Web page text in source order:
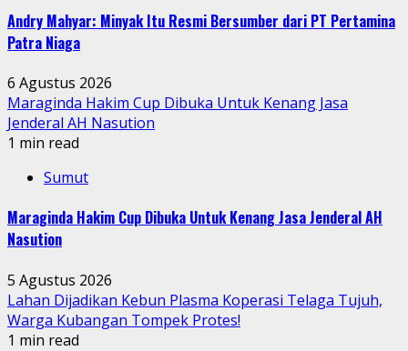
Andry Mahyar: Minyak Itu Resmi Bersumber dari PT Pertamina
Patra Niaga
6 Agustus 2026
Maraginda Hakim Cup Dibuka Untuk Kenang Jasa
Jenderal AH Nasution
1 min read
Sumut
Maraginda Hakim Cup Dibuka Untuk Kenang Jasa Jenderal AH
Nasution
5 Agustus 2026
Lahan Dijadikan Kebun Plasma Koperasi Telaga Tujuh,
Warga Kubangan Tompek Protes!
1 min read